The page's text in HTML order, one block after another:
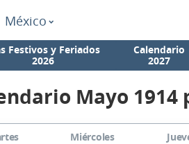
México
Festivos y Feriados
2026
Calendario
2027
Mayo
Miércoles